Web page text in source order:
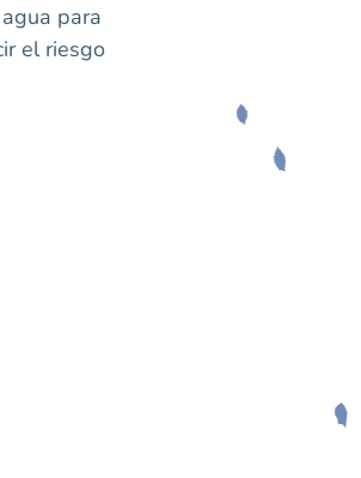
para
el riesgo